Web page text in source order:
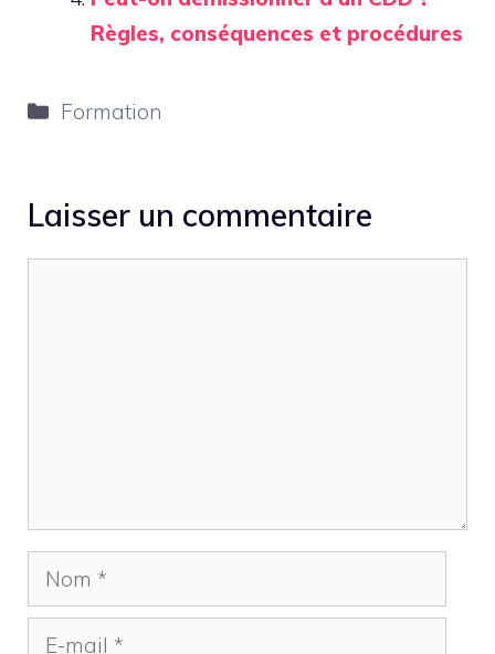
Règles, conséquences et procédures
Catégories
Formation
Laisser un commentaire
Nom